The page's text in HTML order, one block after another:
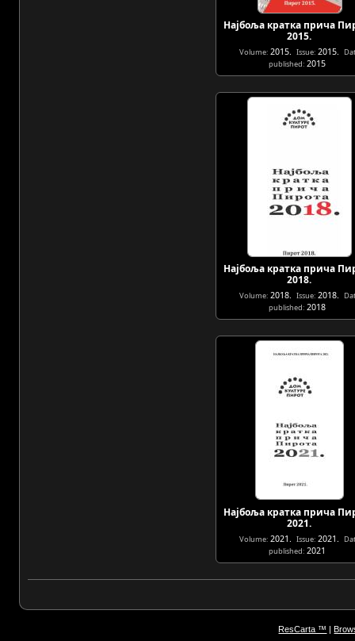
Најбоља кратка прича
2015.
Volume: 2015. Issue: 2015.
published: 2015
Најбоља кратка прича
2018.
Volume: 2018. Issue: 2018.
published: 2018
Најбоља кратка прича
2021.
Volume: 2021. Issue: 2021.
published: 2021
ResCarta ™ |